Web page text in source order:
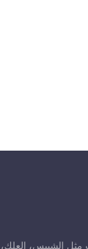
مثل الشيبس،